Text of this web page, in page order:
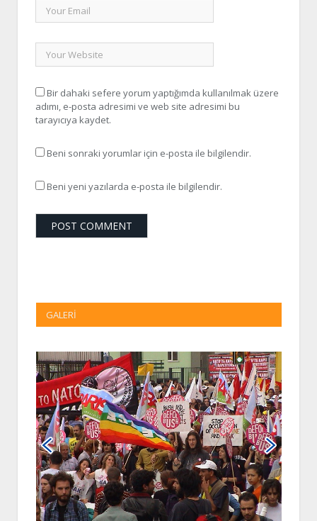
Bir dahaki sefere yorum yaptığımda kullanılmak üzere
adımı, e-posta adresimi ve web site adresimi bu
tarayıcıya kaydet.
Beni sonraki yorumlar için e-posta ile bilgilendir.
Beni yeni yazılarda e-posta ile bilgilendir.
GALERI